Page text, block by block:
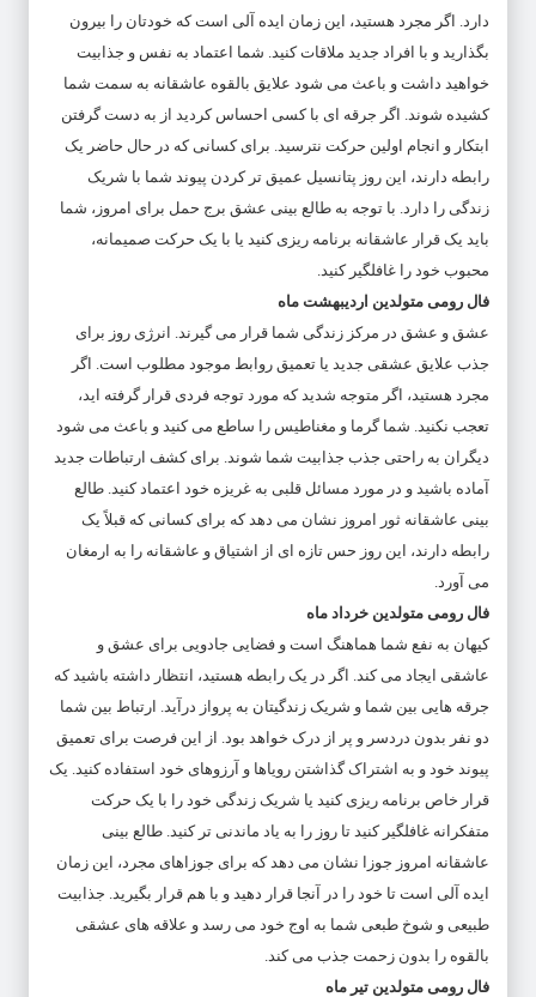
دارد. اگر مجرد هستید، این زمان ایده آلی است که خودتان را بیرون
بگذارید و با افراد جدید ملاقات کنید. شما اعتماد به نفس و جذابیت
خواهید داشت و باعث می شود علایق بالقوه عاشقانه به سمت شما
کشیده شوند. اگر جرقه ای با کسی احساس کردید از به دست گرفتن
ابتکار و انجام اولین حرکت نترسید. برای کسانی که در حال حاضر یک
رابطه دارند، این روز پتانسیل عمیق تر کردن پیوند شما با شریک
زندگی را دارد. با توجه به طالع بینی عشق برج حمل برای امروز، شما
باید یک قرار عاشقانه برنامه ریزی کنید یا با یک حرکت صمیمانه،
محبوب خود را غافلگیر کنید.
فال رومی متولدین اردیبهشت ماه
عشق و عشق در مرکز زندگی شما قرار می گیرند. انرژی روز برای
جذب علایق عشقی جدید یا تعمیق روابط موجود مطلوب است. اگر
مجرد هستید، اگر متوجه شدید که مورد توجه فردی قرار گرفته اید،
تعجب نکنید. شما گرما و مغناطیس را ساطع می کنید و باعث می شود
دیگران به راحتی جذب جذابیت شما شوند. برای کشف ارتباطات جدید
آماده باشید و در مورد مسائل قلبی به غریزه خود اعتماد کنید. طالع
بینی عاشقانه ثور امروز نشان می دهد که برای کسانی که قبلاً یک
رابطه دارند، این روز حس تازه ای از اشتیاق و عاشقانه را به ارمغان
می آورد.
فال رومی متولدین خرداد ماه
کیهان به نفع شما هماهنگ است و فضایی جادویی برای عشق و
عاشقی ایجاد می کند. اگر در یک رابطه هستید، انتظار داشته باشید که
جرقه هایی بین شما و شریک زندگیتان به پرواز درآید. ارتباط بین شما
دو نفر بدون دردسر و پر از درک خواهد بود. از این فرصت برای تعمیق
پیوند خود و به اشتراک گذاشتن رویاها و آرزوهای خود استفاده کنید. یک
قرار خاص برنامه ریزی کنید یا شریک زندگی خود را با یک حرکت
متفکرانه غافلگیر کنید تا روز را به یاد ماندنی تر کنید. طالع بینی
عاشقانه امروز جوزا نشان می دهد که برای جوزاهای مجرد، این زمان
ایده آلی است تا خود را در آنجا قرار دهید و با هم قرار بگیرید. جذابیت
طبیعی و شوخ طبعی شما به اوج خود می رسد و علاقه های عشقی
بالقوه را بدون زحمت جذب می کند.
فال رومی متولدین تیر ماه